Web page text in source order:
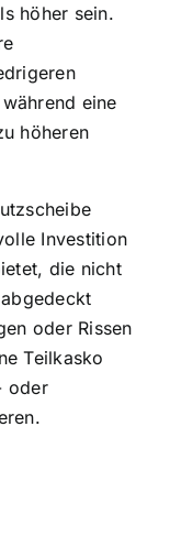
höher sein.
eine
höheren
Investition
die nicht
oder Rissen
Teilkasko
oder